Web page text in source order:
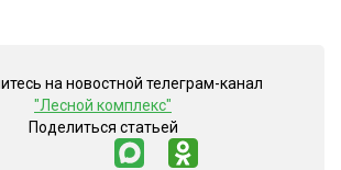
на новостной телеграм-канал
"Лесной комплекс"
Поделиться статьей